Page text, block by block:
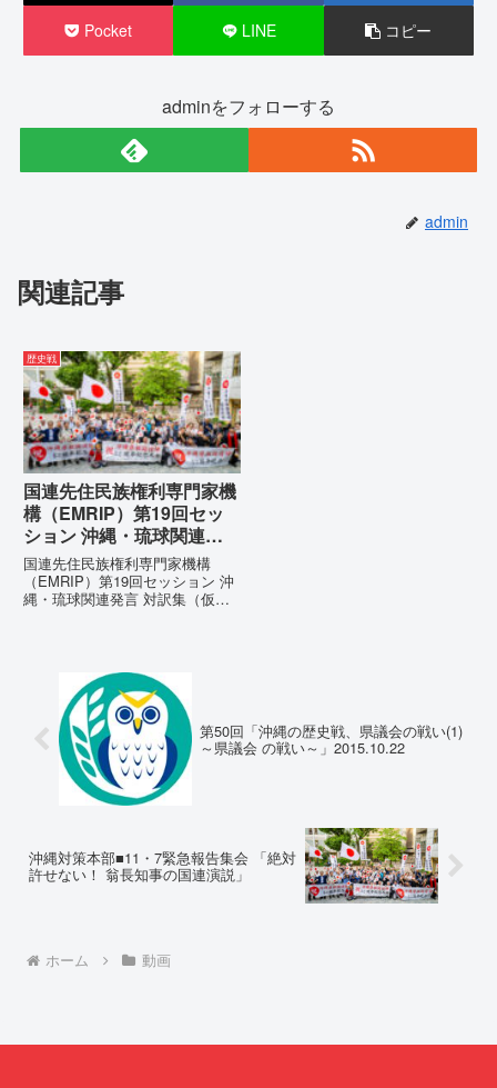
Pocket LINE コピー
adminをフォローする
admin
関連記事
歴史戦
国連先住民族権利専門家機
構（EMRIP）第19回セッ
ション 沖縄・琉球関連発
言 対訳集（仮訳）
国連先住民族権利専門家機構
（EMRIP）第19回セッション 沖
縄・琉球関連発言 対訳集（仮
定、PFAS（有機フッ素化合物）
問題、米軍基地、伝統文化（...
第50回「沖縄の歴史戦、県議会の戦い(1)
～県議会 の戦い～」2015.10.22
沖縄対策本部■11・7緊急報告集会 「絶対
許せない！ 翁長知事の国連演説」
ホーム 動画